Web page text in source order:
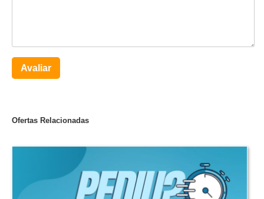
Avaliar
Ofertas Relacionadas